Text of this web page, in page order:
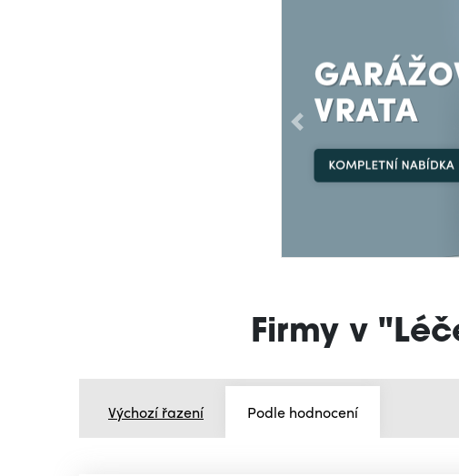
Předchozí
Firmy v
Výchozí řazení Podle hodnocení